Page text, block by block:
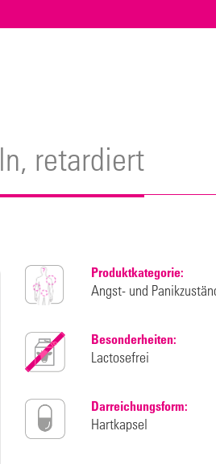
retardiert
Produktkategorie:
Angst- und
Besonderheiten:
Lactosefrei
Darreichungsform:
Hartkapsel